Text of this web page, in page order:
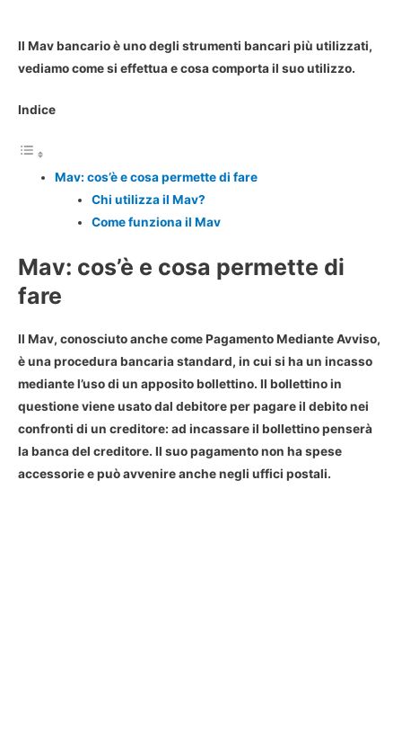
Il Mav bancario è uno degli strumenti bancari più utilizzati,
vediamo come si effettua e cosa comporta il suo utilizzo.
Indice
Mav: cos’è e cosa permette di fare
Chi utilizza il Mav?
Come funziona il Mav
Mav: cos’è e cosa permette di
fare
Il Mav, conosciuto anche comePagamento Mediante Avviso,
è una procedura bancaria standard, in cui si ha un incasso
mediante l’uso di un apposito bollettino. Il bollettino in
questione viene usato dal debitore per pagare il debito nei
confronti di un creditore: ad incassare il bollettino penserà
la banca del creditore. Il suo pagamento non ha spese
accessorie e può avvenire anche negli uffici postali.